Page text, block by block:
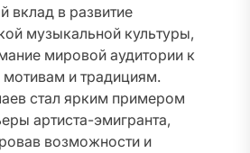
вклад в развитие
музыкальной культуры,
мировой аудитории к
и традициям.
стал ярким примером
артиста-эмигранта,
возможности и